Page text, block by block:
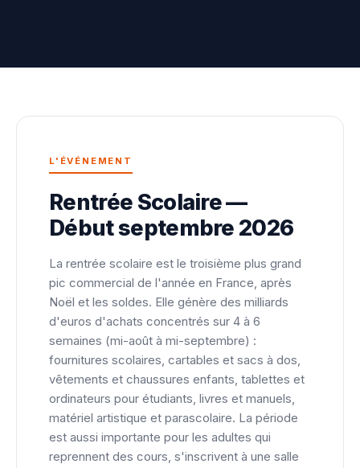
L'ÉVÉNEMENT
Rentrée Scolaire —
Début septembre 2026
La rentrée scolaire est le troisième plus grand
pic commercial de l'année en France, après
Noël et les soldes. Elle génère des milliards
d'euros d'achats concentrés sur 4 à 6
semaines (mi-août à mi-septembre) :
fournitures scolaires, cartables et sacs à dos,
vêtements et chaussures enfants, tablettes et
ordinateurs pour étudiants, livres et manuels,
matériel artistique et parascolaire. La période
est aussi importante pour les adultes qui
reprennent des cours, s'inscrivent à une salle